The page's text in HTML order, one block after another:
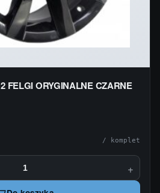
FELGI ORYGINALNE CZARNE
/ komplet
+